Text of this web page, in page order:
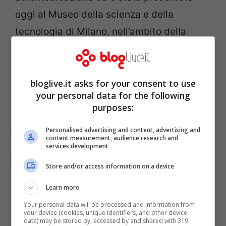
oggi al Museo della scienza e della
tecnologia di Milano, nell’ambito della
manifestazione “Knowledge” promossa da
Nuvola verde.
La Guida è navigabile online sul relativo
bloglive.it asks for your consent to use
your personal data for the following
purposes:
Personalised advertising and content, advertising and
content measurement, audience research and
services development
Store and/or access information on a device
Learn more
Your personal data will be processed and information from
your device (cookies, unique identifiers, and other device
data) may be stored by, accessed by and shared with 319